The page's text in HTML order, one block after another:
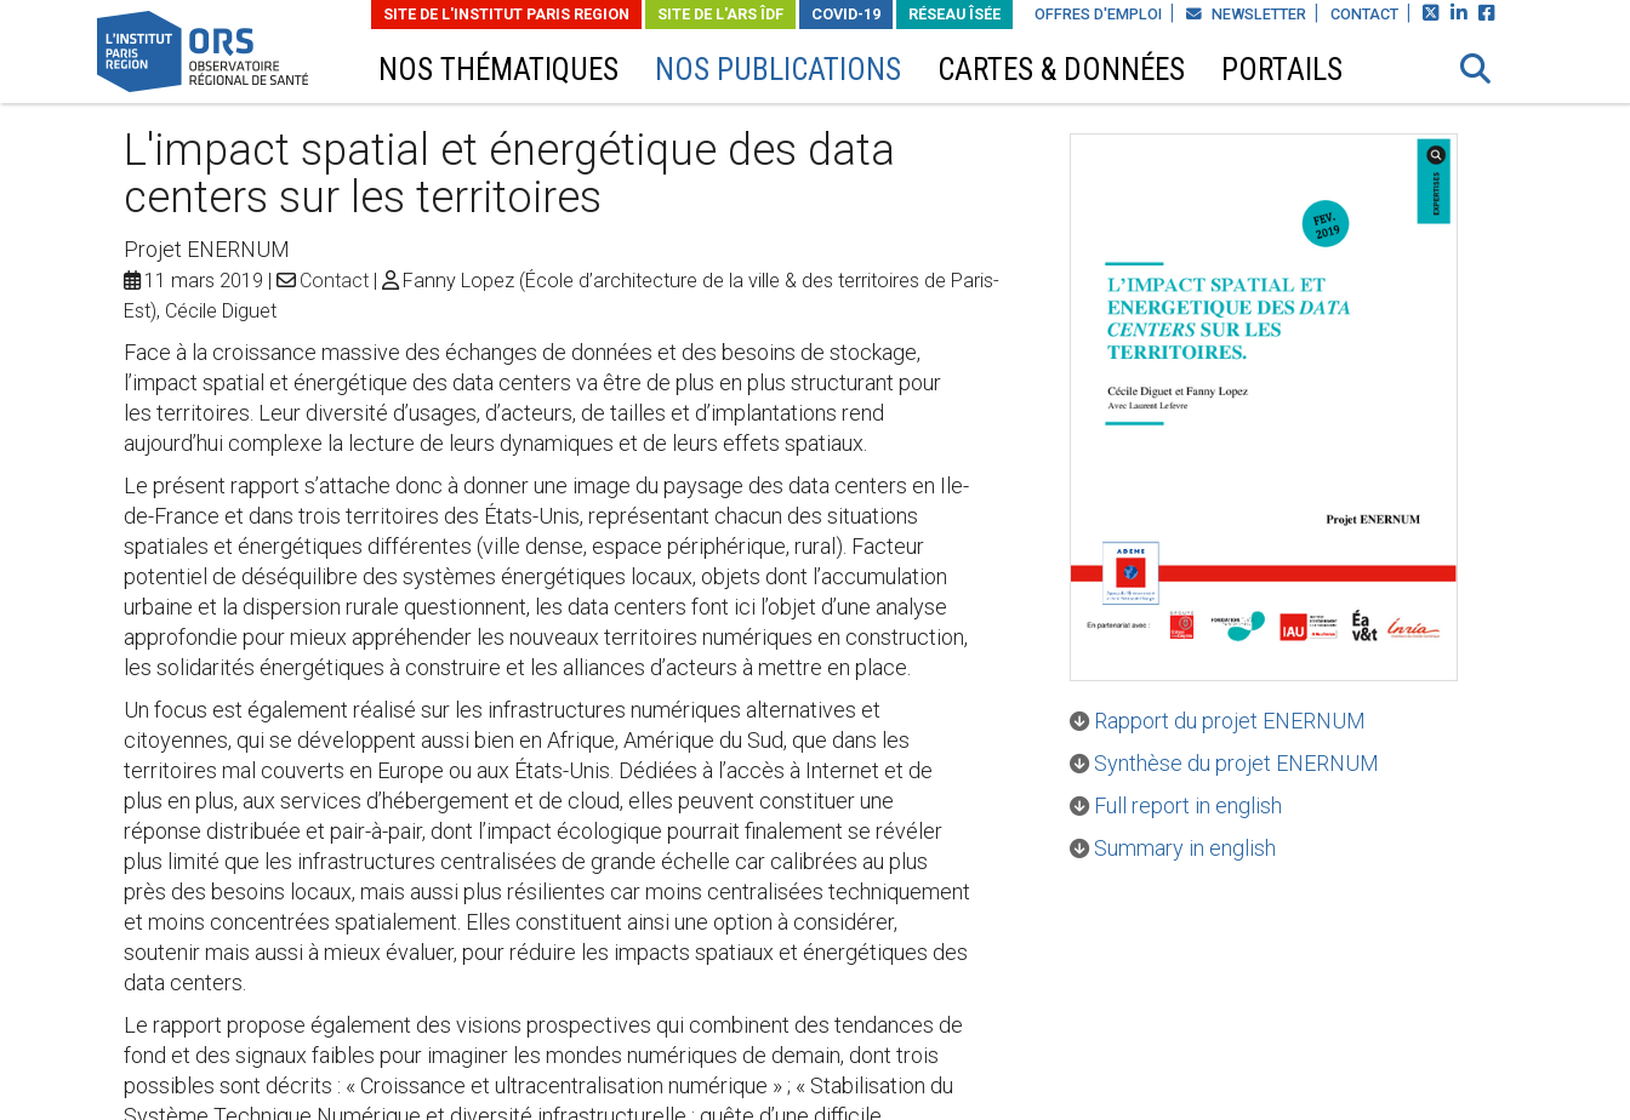
OFFRES D'EMPLOI NEWSLETTER CONTACT   
SITE DE L'INSTITUT PARIS REGION SITE DE L'ARS ÎDF COVID-19 RÉSEAU ÎSÉE
NOS THÉMATIQUES NOS PUBLICATIONS CARTES & DONNÉES PORTAILS
L'impact spatial et énergétique des data
centers sur les territoires
Projet ENERNUM
11 mars 2019 Contact
Fanny Lopez (École d’architecture de la ville & des territoires de Paris-
Est), Cécile Diguet
Face à la croissance massive des échanges de données et des besoins de stockage,
l’impact spatial et énergétique des data centers va être de plus en plus structurant pour
les territoires. Leur diversité d’usages, d’acteurs, de tailles et d’implantations rend
aujourd’hui complexe la lecture de leurs dynamiques et de leurs effets spatiaux.
Le présent rapport s’attache donc à donner une image du paysage des data centers en Ile-
de-France et dans trois territoires des États-Unis, représentant chacun des situations
spatiales et énergétiques différentes (ville dense, espace périphérique, rural). Facteur
potentiel de déséquilibre des systèmes énergétiques locaux, objets dont l’accumulation
urbaine et la dispersion rurale questionnent, les data centers font ici l’objet d’une analyse
approfondie pour mieux appréhender les nouveaux territoires numériques en construction,
les solidarités énergétiques à construire et les alliances d’acteurs à mettre en place.
Un focus est également réalisé sur les infrastructures numériques alternatives et
citoyennes, qui se développent aussi bien en Afrique, Amérique du Sud, que dans les
territoires mal couverts en Europe ou aux États-Unis. Dédiées à l’accès à Internet et de
plus en plus, aux services d’hébergement et de cloud, elles peuvent constituer une
réponse distribuée et pair-à-pair, dont l’impact écologique pourrait finalement se révéler
plus limité que les infrastructures centralisées de grande échelle car calibrées au plus
près des besoins locaux, mais aussi plus résilientes car moins centralisées techniquement
et moins concentrées spatialement. Elles constituent ainsi une option à considérer,
soutenir mais aussi à mieux évaluer, pour réduire les impacts spatiaux et énergétiques des
data centers.
Le rapport propose également des visions prospectives qui combinent des tendances de
fond et des signaux faibles pour imaginer les mondes numériques de demain, dont trois
possibles sont décrits : « Croissance et ultracentralisation numérique » ; « Stabilisation du
Rapport du projet ENERNUM
Synthèse du projet ENERNUM
Full report in english
Summary in english